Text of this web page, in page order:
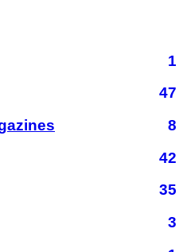
1
47
8
42
35
3